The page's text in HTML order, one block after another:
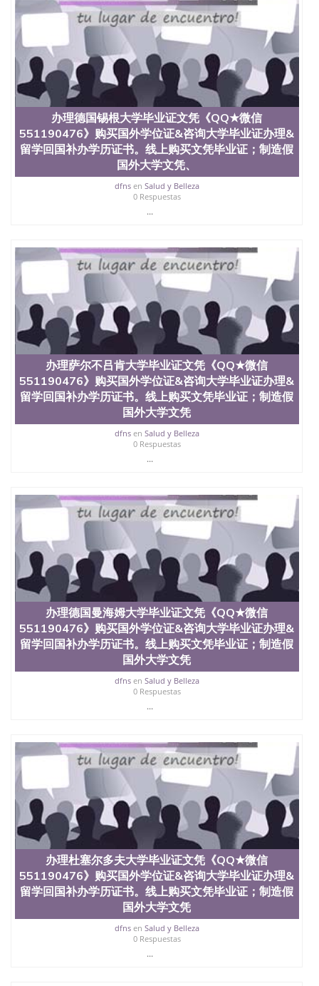
（San Jose State University）澳洲读书未毕业找人做
文凭学位qq微信551190476澳洲读CQU中央昆士兰大
学学历 绩单购买学位证书/澳洲读本科硕士做文凭/购
买澳洲大学毕业证成绩单假文凭学历
offieUniversityofSouthernQueensland 澳洲读书未毕
业找人做文凭学位qq微信551190476澳洲读CQU中央
昆士兰大学学历成绩单购买学位证书/澳洲读本科硕
士做文凭/购买澳洲大学毕业证成绩单假文凭学历办
理康斯坦茨大学毕业证文凭《QQ★微信551190476》
购买国外学位证&咨询大学毕业证办理&留学回国补办
学历证书。线上购买文凭毕业证；制造假国外大学文
凭、肆业证、毕业公证、毕业证明书、结业证、录取
通知书、Offer、在读证明、雅思托福成绩单
办理德国锡根大学毕业证文凭《QQ★微信
551190476》购买国外学位证&咨询大学毕业证办理&
留学回国补办学历证书。线上购买文凭毕业证；制造假
国外大学文凭、
dfnsen Salud y Belleza
0 Respuestas
...
办理萨尔不吕肯大学毕业证文凭《QQ★微信
551190476》购买国外学位证&咨询大学毕业证办理&
留学回国补办学历证书。线上购买文凭毕业证；制造假
国外大学文凭
dfnsen Salud y Belleza
0 Respuestas
...
办理德国曼海姆大学毕业证文凭《QQ★微信
551190476》购买国外学位证&咨询大学毕业证办理&
留学回国补办学历证书。线上购买文凭毕业证；制造假
国外大学文凭
dfnsen Salud y Belleza
0 Respuestas
...
办理杜塞尔多夫大学毕业证文凭《QQ★微信
551190476》购买国外学位证&咨询大学毕业证办理&
留学回国补办学历证书。线上购买文凭毕业证；制造假
国外大学文凭
dfnsen Salud y Belleza
0 Respuestas
...